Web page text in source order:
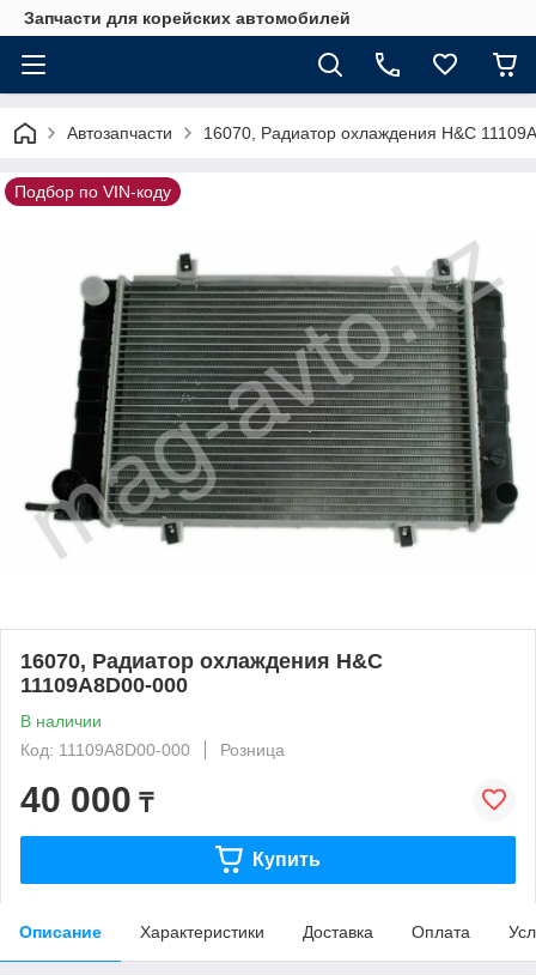
Запчасти для корейских автомобилей
Автозапчасти 16070, Радиатор охлаждения H&C
Подбор по VIN-коду
16070, Радиатор охлаждения H&C
11109A8D00-000
В наличии
Код: 11109A8D00-000
Розница
40 000 ₸
Купить
Описание Характеристики Доставка Оплата